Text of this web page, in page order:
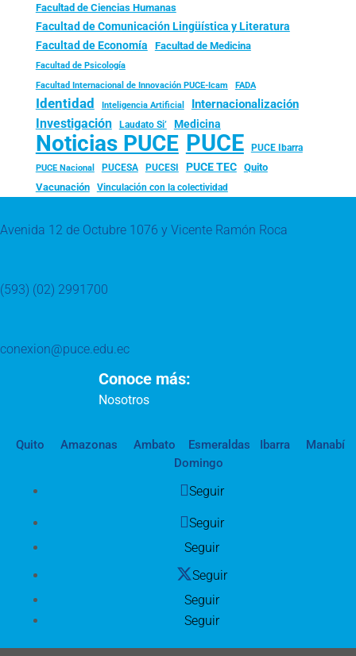
Facultad de Ciencias Humanas
Facultad de Comunicación Lingüística y Literatura
Facultad de Economía Facultad de Medicina
Facultad de Psicología
Facultad Internacional de Innovación PUCE-Icam FADA
Identidad Inteligencia Artificial Internacionalización
Investigación Laudato Si’ Medicina
Noticias PUCE PUCE PUCE Ibarra
PUCE Nacional PUCESA PUCESI PUCE TEC
Quito
Vacunación
Vinculación con la colectividad
Avenida 12 de Octubre 1076 y Vicente Ramón Roca
(593) (02) 2991700
conexion@puce.edu.ec
Conoce más:
Nosotros
Quito Amazonas Ambato Esmeraldas Ibarra
Manabí
Domingo
Seguir
Seguir
Seguir
Seguir
Seguir
Seguir